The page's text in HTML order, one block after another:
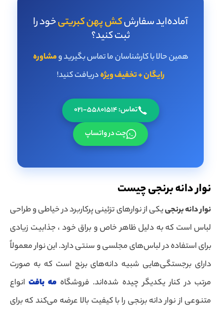
آماده‌اید سفارشکش پهن کبریتیخود را
ثبت کنید؟
همین حالا با کارشناسان ما تماس بگیرید ومشاوره
رایگان + تخفیف ویژهدریافت کنید!
تماس: 55801514-021
چت در واتساپ
نوار دانه برنجی چیست
نوار دانه برنجییکی از نوارهای تزئینی پرکاربرد در خیاطی و طراحی
لباس است که به دلیل ظاهر خاص و براق خود ، جذابیت زیادی
برای استفاده در لباس‌های مجلسی و سنتی دارد. این نوار معمولاً
دارای برجستگی‌هایی شبیه دانه‌های برنج است که به صورت
مرتب در کنار یکدیگر چیده شده‌اند. فروشگاه مه بافتانواع
متنوعی از نوار دانه برنجی را با کیفیت بالا عرضه می‌کند که برای